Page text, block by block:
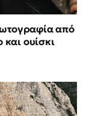
από
και ουίσκι